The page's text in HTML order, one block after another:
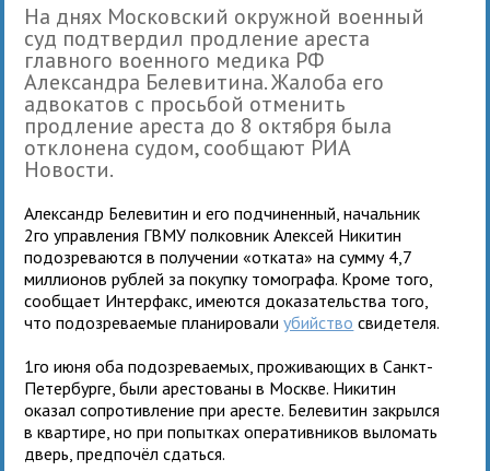
На днях Московский окружной военный
суд подтвердил продление ареста
главного военного медика РФ
Александра Белевитина. Жалоба его
адвокатов с просьбой отменить
продление ареста до 8 октября была
отклонена судом, сообщают РИА
Новости.
Александр Белевитин и его подчиненный, начальник
2го управления ГВМУ полковник Алексей Никитин
подозреваются в получении «отката» на сумму 4,7
миллионов рублей за покупку томографа. Кроме того,
сообщает Интерфакс, имеются доказательства того,
что подозреваемые планировалиубийство свидетеля.
1го июня оба подозреваемых, проживающих в Санкт-
Петербурге, были арестованы в Москве. Никитин
оказал сопротивление при аресте. Белевитин закрылся
в квартире, но при попытках оперативников выломать
дверь, предпочёл сдаться.